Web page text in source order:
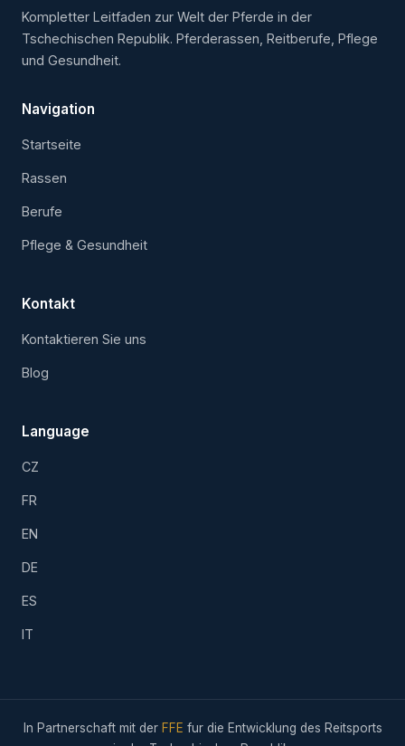
Kompletter Leitfaden zur Welt der Pferde in der
Tschechischen Republik. Pferderassen, Reitberufe, Pflege
und Gesundheit.
Navigation
Startseite
Rassen
Berufe
Pflege & Gesundheit
Kontakt
Kontaktieren Sie uns
Blog
Language
CZ
FR
EN
DE
ES
IT
In Partnerschaft mit der FFE fur die Entwicklung des Reitsports